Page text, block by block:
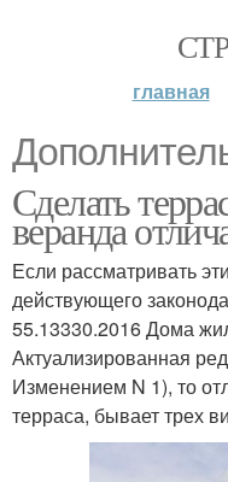
главная
Сделать
веранда
Если рассматривать
действующего
55.13330.2016 Дома
Актуализированная
Изменением N 1), то
терраса, бывает трех